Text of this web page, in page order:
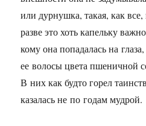
или дурнушка, такая, как
разве это хоть капельку
кому она попадалась на
ее волосы цвета пшеничной
В них как будто горел
казалась не по годам мудрой.